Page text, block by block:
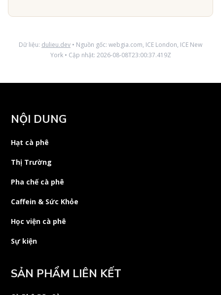
Dữ liệu: dulieu.dev • Nguồn gốc: webgia.com, ICE London, ICE New
York • Cập nhật: 2026-08-08T23:00:37.419Z
NỘI DUNG
Hạt cà phê
Thị Trường
Pha chế cà phê
Caffein & Sức Khỏe
Học viện cà phê
Sự kiện
SẢN PHẨM LIÊN KẾT